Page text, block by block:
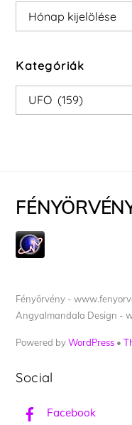
Archívum
Kategóriák
Kategóriák
Fényörvény -
Angyalmandala Design -
Powered byWordPress •
Social
Facebook